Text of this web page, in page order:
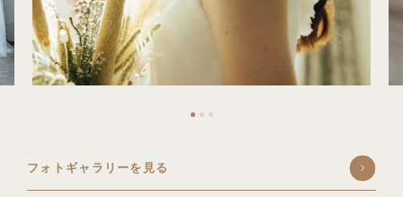
フォトギャラリーを見る